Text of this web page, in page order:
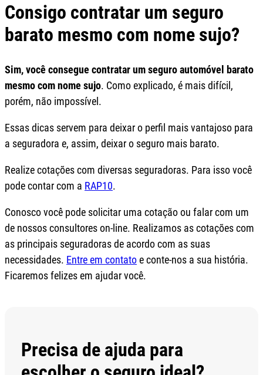
Consigo contratar um seguro
barato mesmo com nome sujo?
Sim, você consegue contratar um seguro automóvel barato
mesmo com nome sujo. Como explicado, é mais difícil,
porém, não impossível.
Essas dicas servem para deixar o perfil mais vantajoso para
a seguradora e, assim, deixar o seguro mais barato.
Realize cotações com diversas seguradoras. Para isso você
pode contar com a RAP10.
Conosco você pode solicitar uma cotação ou falar com um
de nossos consultores on-line. Realizamos as cotações com
as principais seguradoras de acordo com as suas
necessidades. Entre em contatoe conte-nos a sua história.
Ficaremos felizes em ajudar você.
Precisa de ajuda para